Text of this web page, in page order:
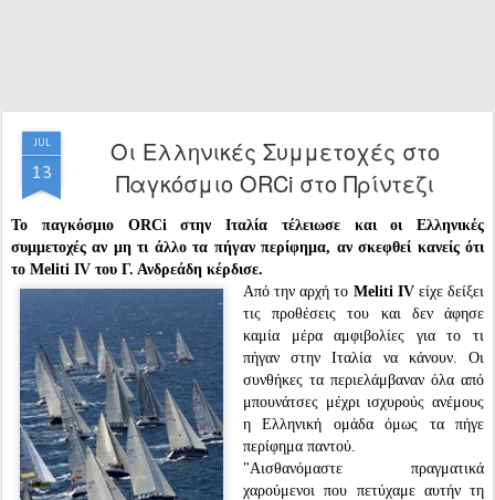
JUL
13
Οι Ελληνικές Συμμετοχές στο
Παγκόσμιο ORCi στο Πρίντεζι
Το παγκόσμιο ORCi στην Ιταλία τέλειωσε και οι Ελληνικές
συμμετοχές αν μη τι άλλο τα πήγαν περίφημα, αν σκεφθεί κανείς ότι
το Meliti IV του Γ. Ανδρεάδη κέρδισε.
Από την αρχή το Meliti IVείχε δείξει
τις προθέσεις του και δεν άφησε
καμία μέρα αμφιβολίες για το τι
πήγαν στην Ιταλία να κάνουν. Οι
συνθήκες τα περιελάμβαναν όλα από
μπουνάτσες μέχρι ισχυρούς ανέμους
η Ελληνική ομάδα όμως τα πήγε
περίφημα παντού.
"Αισθανόμαστε πραγματικά
χαρούμενοι που πετύχαμε αυτήν τη